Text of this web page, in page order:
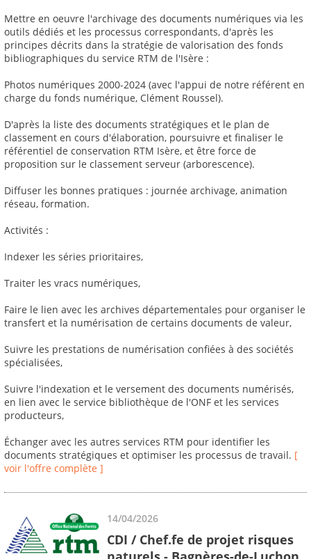
Mettre en oeuvre l'archivage des documents numériques via les
outils dédiés et les processus correspondants, d'après les
principes décrits dans la stratégie de valorisation des fonds
bibliographiques du service RTM de l'Isère :
Photos numériques 2000-2024 (avec l'appui de notre référent en
charge du fonds numérique, Clément Roussel).
D'après la liste des documents stratégiques et le plan de
classement en cours d'élaboration, poursuivre et finaliser le
référentiel de conservation RTM Isère, et être force de
proposition sur le classement serveur (arborescence).
Diffuser les bonnes pratiques : journée archivage, animation
réseau, formation.
Activités :
Indexer les séries prioritaires,
Traiter les vracs numériques,
Faire le lien avec les archives départementales pour organiser le
transfert et la numérisation de certains documents de valeur,
Suivre les prestations de numérisation confiées à des sociétés
spécialisées,
Suivre l'indexation et le versement des documents numérisés,
en lien avec le service bibliothèque de l'ONF et les services
producteurs,
Échanger avec les autres services RTM pour identifier les
documents stratégiques et optimiser les processus de travail. [
voir l'offre complète ]
14/04/2026
CDI / Chef.fe de projet risques